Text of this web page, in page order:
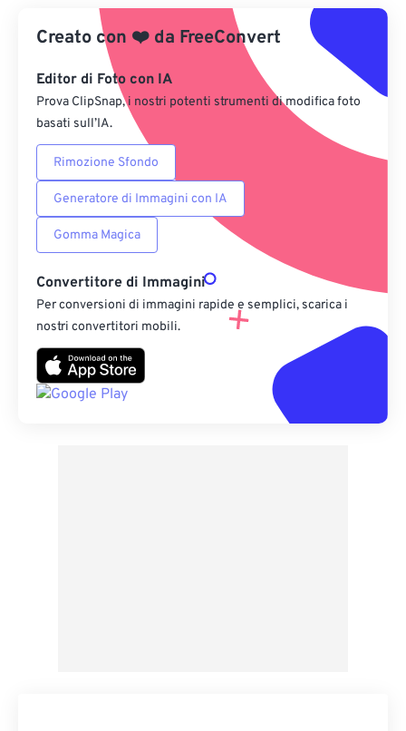
Applica da preimpostazione
Salva come predefinito
Creato con ❤️ da FreeConvert
Editor di Foto con IA
Prova ClipSnap, i nostri potenti strumenti di modifica foto
basati sull’IA.
Rimozione Sfondo
Generatore di Immagini con IA
Gomma Magica
Convertitore di Immagini
Per conversioni di immagini rapide e semplici, scarica i
nostri convertitori mobili.